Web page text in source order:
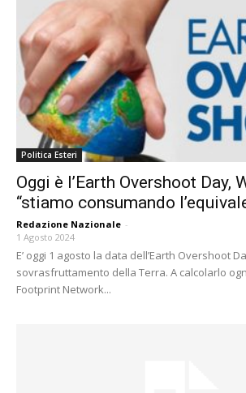
Politica Esteri
Oggi è l’Earth Overshoot Day,
“stiamo consumando
Redazione Nazionale -
1 Agosto 2024
E’ oggi 1 agosto la data dell’Earth Overshoot
sovrasfruttamento della Terra. A calcolarlo
Footprint Network...